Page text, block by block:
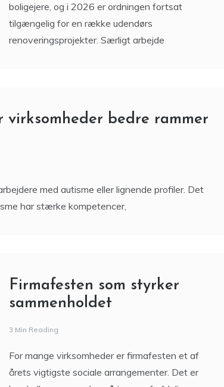
boligejere, og i 2026 er ordningen fortsat
tilgængelig for en række udendørs
renoveringsprojekter. Særligt arbejde
virksomheder bedre rammer
med autisme eller lignende profiler. Det
har stærke kompetencer,
Firmafesten som styrker
sammenholdet
3 Min Reading
For mange virksomheder er firmafesten et af
årets vigtigste sociale arrangementer. Det er